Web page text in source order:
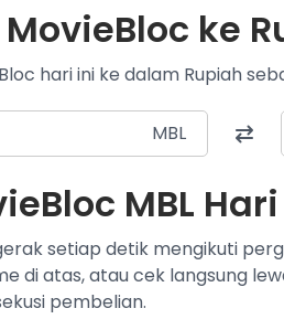
ke
hari ini ke dalam Rupiah
MBL
MBL
setiap detik mengikuti
di atas, atau cek langsung
pembelian.